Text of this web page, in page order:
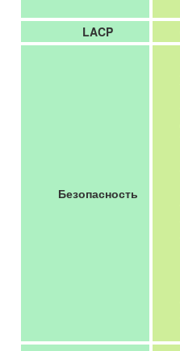
LACP
Безопасность